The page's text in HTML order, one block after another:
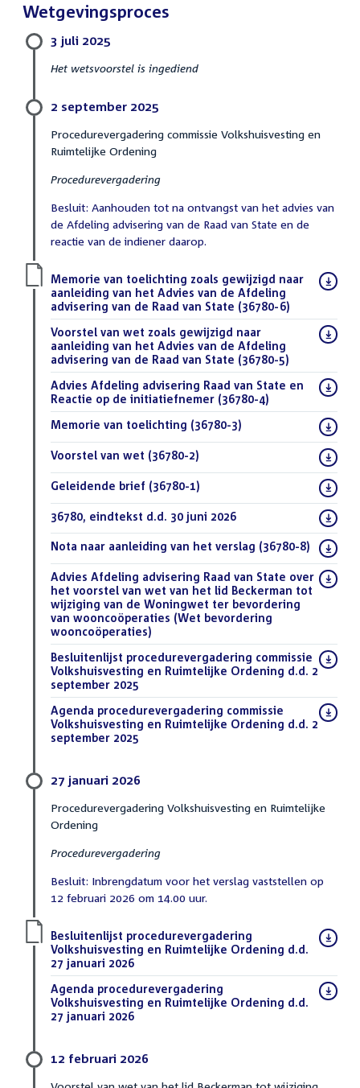
Wetgevingsproces
3 juli 2025
Het wetsvoorstel is ingediend
2 september 2025
Procedurevergadering commissie Volkshuisvesting en
Ruimtelijke Ordening
Procedurevergadering
Besluit: Aanhouden tot na ontvangst van het advies van
de Afdeling advisering van de Raad van State en de
reactie van de indiener daarop.
Download
bestand:
Memorie van toelichting zoals gewijzigd naar
aanleiding van het Advies van de Afdeling
advisering van de Raad van State (36780-6)
Download
bestand:
Voorstel van wet zoals gewijzigd naar
aanleiding van het Advies van de Afdeling
advisering van de Raad van State (36780-5)
Download
bestand:
Advies Afdeling advisering Raad van State en
Reactie op de initiatiefnemer (36780-4)
Download
bestand:
Memorie van toelichting (36780-3)
Download
Voorstel van wet (36780-2)
Download
Geleidende brief (36780-1)
Download
bestand:
36780, eindtekst d.d. 30 juni 2026
Download
bestand:
Nota naar aanleiding van het verslag (36780-8) (DOCX)
Download
bestand:
Advies Afdeling advisering Raad van State over
het voorstel van wet van het lid Beckerman tot
wijziging van de Woningwet ter bevordering
van wooncoöperaties (Wet bevordering
wooncoöperaties)
Download
bestand:
Besluitenlijst procedurevergadering commissie
Volkshuisvesting en Ruimtelijke Ordening d.d. 2
september 2025
Download
bestand:
Agenda procedurevergadering commissie
Volkshuisvesting en Ruimtelijke Ordening d.d. 2
september 2025
27 januari 2026
Procedurevergadering Volkshuisvesting en Ruimtelijke
Ordening
Procedurevergadering
Besluit: Inbrengdatum voor het verslag vaststellen op
12 februari 2026 om 14.00 uur.
Download
bestand:
Besluitenlijst procedurevergadering
Volkshuisvesting en Ruimtelijke Ordening d.d.
27 januari 2026
Download
bestand:
Agenda procedurevergadering
Volkshuisvesting en Ruimtelijke Ordening d.d.
27 januari 2026
12 februari 2026